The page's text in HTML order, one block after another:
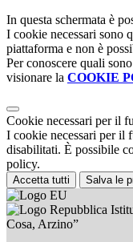
In questa schermata è
I cookie necessari sono
piattaforma e non è
Per conoscere quali
visionare la COOKIE
Cookie necessari per il
I cookie necessari per il
disabilitati. È possibile
policy.
Accetta tutti Salva le
Cosa, Arzino”